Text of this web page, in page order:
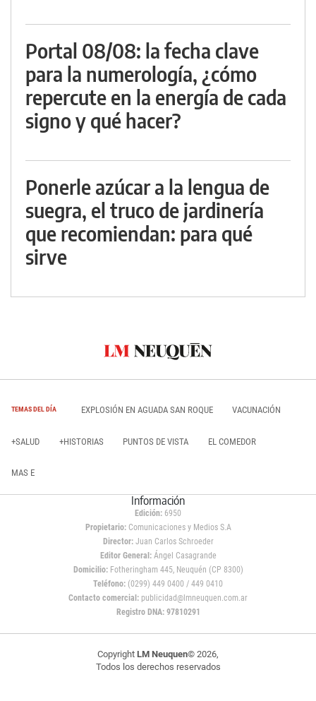
Portal 08/08: la fecha clave
para la numerología, ¿cómo
repercute en la energía de cada
signo y qué hacer?
Ponerle azúcar a la lengua de
suegra, el truco de jardinería
que recomiendan: para qué
sirve
TEMAS DEL DÍA EXPLOSIÓN EN AGUADA SAN ROQUE VACUNACIÓN
+SALUD +HISTORIAS PUNTOS DE VISTA EL COMEDOR
MAS E
Información
Edición: 6950
Propietario:Comunicaciones y Medios S.A
Director: Juan Carlos Schroeder
Editor General:Ángel Casagrande
Domicilio:Fotheringham 445, Neuquén (CP 8300)
Teléfono: (0299) 449 0400 / 449 0410
Contacto comercial: publicidad@lmneuquen.com.ar
Registro DNA: 97810291
Copyright LM Neuquen© 2026,
Todos los derechos reservados